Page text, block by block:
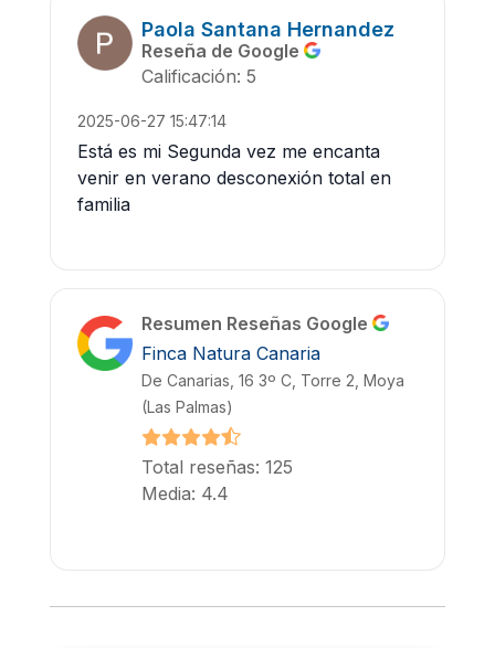
Paola Santana Hernandez
Reseña de Google
Calificación: 5
2025-06-27 15:47:14
Está es mi Segunda vez me encanta
venir en verano desconexión total en
familia
Resumen Reseñas Google
Finca Natura Canaria
De Canarias, 16 3º C, Torre 2, Moya
(Las Palmas)
Total reseñas: 125
Media: 4.4